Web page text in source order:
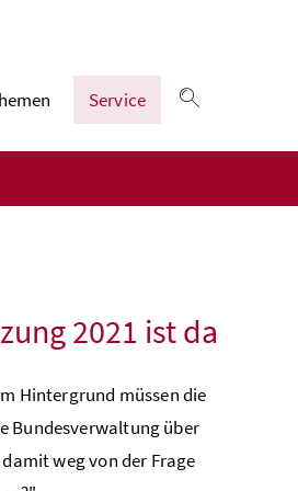
Service
2021 ist da
Hintergrund müssen die
Bundesverwaltung über
weg von der Frage